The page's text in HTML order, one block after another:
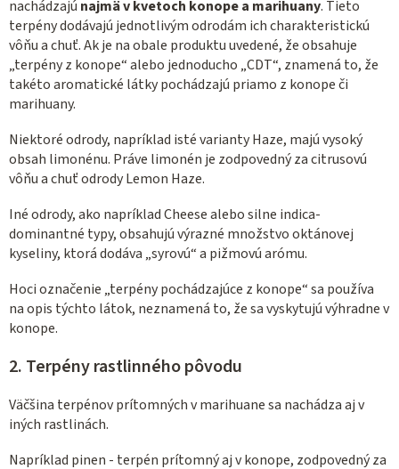
nachádzajú najmä v kvetoch konope a marihuany. Tieto
terpény dodávajú jednotlivým odrodám ich charakteristickú
vôňu a chuť. Ak je na obale produktu uvedené, že obsahuje
„terpény z konope“ alebo jednoducho „CDT“, znamená to, že
takéto aromatické látky pochádzajú priamo z konope či
marihuany.
Niektoré odrody, napríklad isté varianty Haze, majú vysoký
obsah limonénu. Práve limonén je zodpovedný za citrusovú
vôňu a chuť odrody Lemon Haze.
Iné odrody, ako napríklad Cheese alebo silne indica-
dominantné typy, obsahujú výrazné množstvo oktánovej
kyseliny, ktorá dodáva „syrovú“ a pižmovú arómu.
Hoci označenie „terpény pochádzajúce z konope“ sa používa
na opis týchto látok, neznamená to, že sa vyskytujú výhradne v
konope.
2. Terpény rastlinného pôvodu
Väčšina terpénov prítomných v marihuane sa nachádza aj v
iných rastlinách.
Napríklad pinen - terpén prítomný aj v konope, zodpovedný za